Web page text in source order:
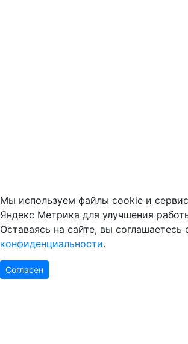
Мы используем файлы cookie и
Яндекс Метрика для улучшения
Оставаясь на сайте, вы соглашаетесь
конфиденциальности.
Согласен